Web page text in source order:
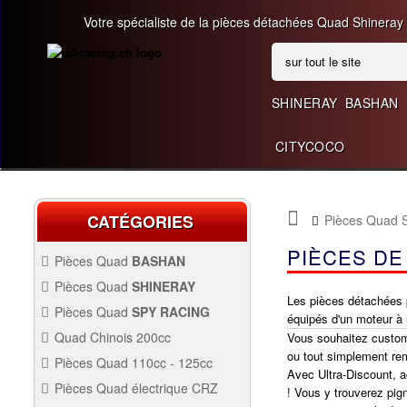
Votre spécialiste de la pièces détachées Quad
SHINERAY BASHAN
CITYCOCO
CATÉGORIES
Pièces Quad BASHAN
Pièces Quad SHINERAY
Pièces Quad SPY RACING
QUAD SPY250F3
Quad Chinois 200cc
200CC
Allumage Quad
Pièces Quad 110cc - 125cc
125CC
Pièces Quad électrique CRZ
Pièces Quad
PIÈCES
Les pièces
équipés d'un moteur
Vous souhaitez
ou tout simplement
Avec Ultra-Discount,
! Vous y trouverez